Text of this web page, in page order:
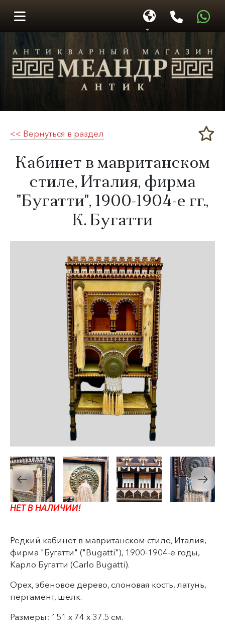
Меандр-Антик
<< Вернуться в раздел
Кабинет в мавританском
стиле, Италия, фирма
"Бугатти", 1900-1904-е гг.,
К. Бугатти
НЕТ В НАЛИЧИИ!
Редкий кабинет в мавританском стиле, Италия,
фирма "Бугатти" ("Bugatti"), 1900-1904-е годы,
Карло Бугатти (Carlo Bugatti).
Орех, эбеновое дерево, слоновая кость, латунь,
пергамент, шелк.
Размеры: 151 х 74 х 37.5 см.